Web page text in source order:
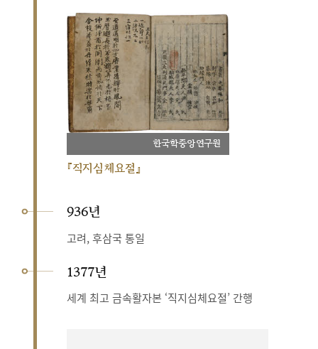
한국학중앙연구원
『직지심체요절』
936년
고려, 후삼국 통일
1377년
세계 최고 금속활자본 ‘직지심체요절’ 간행